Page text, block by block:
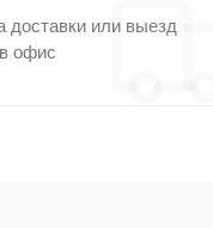
доставки или выезд
офис